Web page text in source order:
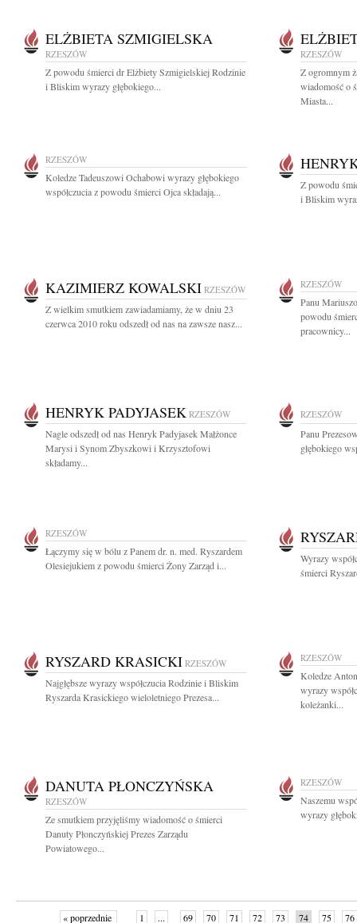
ELŻBIETA SZMIGIELSKA
RZESZÓW
Z powodu śmierci dr Elżbiety Szmigielskiej Rodzinie
i Bliskim wyrazy głębokiego...
RZESZÓW
Z ogromnym
wiadomość o
Miasta...
RZESZÓW
Koledze Tadeuszowi Ochabowi wyrazy głębokiego
współczucia z powodu śmierci Ojca składają...
Z powodu
i Bliskim
KAZIMIERZ KOWALSKI RZESZÓW
Z wielkim smutkiem zawiadamiamy, że w dniu 23
czerwca 2010 roku odszedł od nas na zawsze nasz...
RZESZÓW
Panu
powodu
pracownicy...
HENRYK PADYJASEK RZESZÓW
Nagle odszedł od nas Henryk Padyjasek Małżonce
Marysi i Synom Zbyszkowi i Krzysztofowi
składamy...
RZESZÓW
Panu
głębokiego
RZESZÓW
Łączymy się w bólu z Panem dr. n. med. Ryszardem
Olesiejukiem z powodu śmierci Żony Zarząd i...
Wyrazy
śmierci
RYSZARD KRASICKI RZESZÓW
Najgłębsze wyrazy współczucia Rodzinie i Bliskim
Ryszarda Krasickiego wieloletniego Prezesa...
RZESZÓW
Koledze
wyrazy
koleżanki...
DANUTA PŁONCZYŃSKA
RZESZÓW
Ze smutkiem przyjęliśmy wiadomość o śmierci
Danuty Płonczyńskiej Prezes Zarządu
Powiatowego...
RZESZÓW
Naszemu
wyrazy
« poprzednie 1 ... 69 70 71 72 73 74 75 76